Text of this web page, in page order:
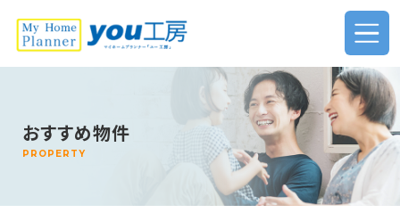
新築・リフォームをお考えの方へ
おすすめ物件
PROPERTY